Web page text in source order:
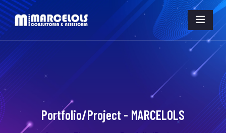
Portfolio/Project - MARCELOLS